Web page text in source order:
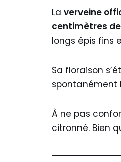
La verveine
centimètres
longs épis fins
Sa floraison
spontanément
À ne pas
citronné. Bien